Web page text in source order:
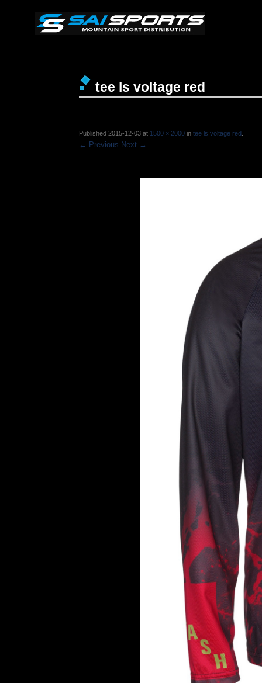
tee ls voltage red
Published 2015-12-03 at 1500 × 2000 in tee ls voltage red
← Previous Next →